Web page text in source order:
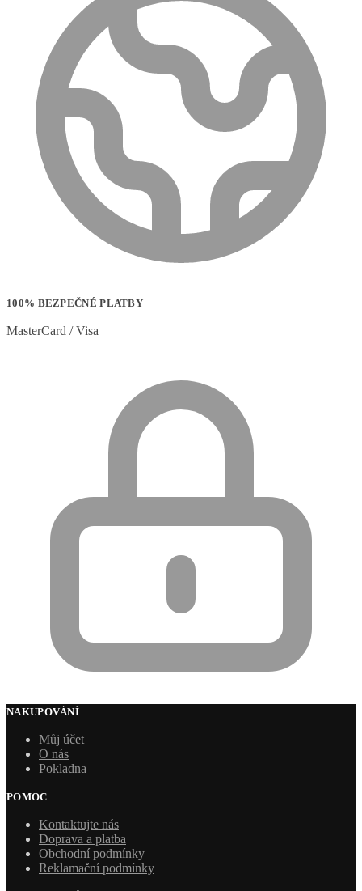
100% BEZPEČNÉ PLATBY
MasterCard / Visa
NAKUPOVÁNÍ
Můj účet
O nás
Pokladna
POMOC
Kontaktujte nás
Doprava a platba
Obchodní podmínky
Reklamační podmínky